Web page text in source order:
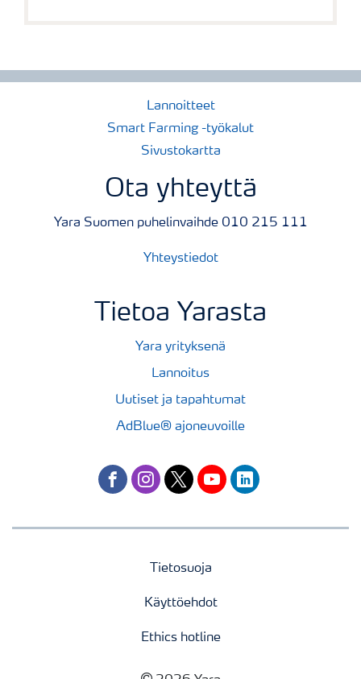
Lannoitteet
Smart Farming -työkalut
Sivustokartta
Ota yhteyttä
Yara Suomen puhelinvaihde 010 215 111
Yhteystiedot
Tietoa Yarasta
Yara yrityksenä
Lannoitus
Uutiset ja tapahtumat
AdBlue® ajoneuvoille
facebookinstagram
twitteryoutubelinkedin
Tietosuoja
Käyttöehdot
Ethics hotline